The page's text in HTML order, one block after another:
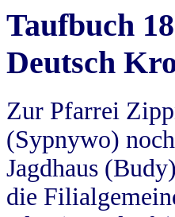
Taufbuch
Deutsch
Zur Pfarrei
(Sypnywo)
Jagdhaus
die